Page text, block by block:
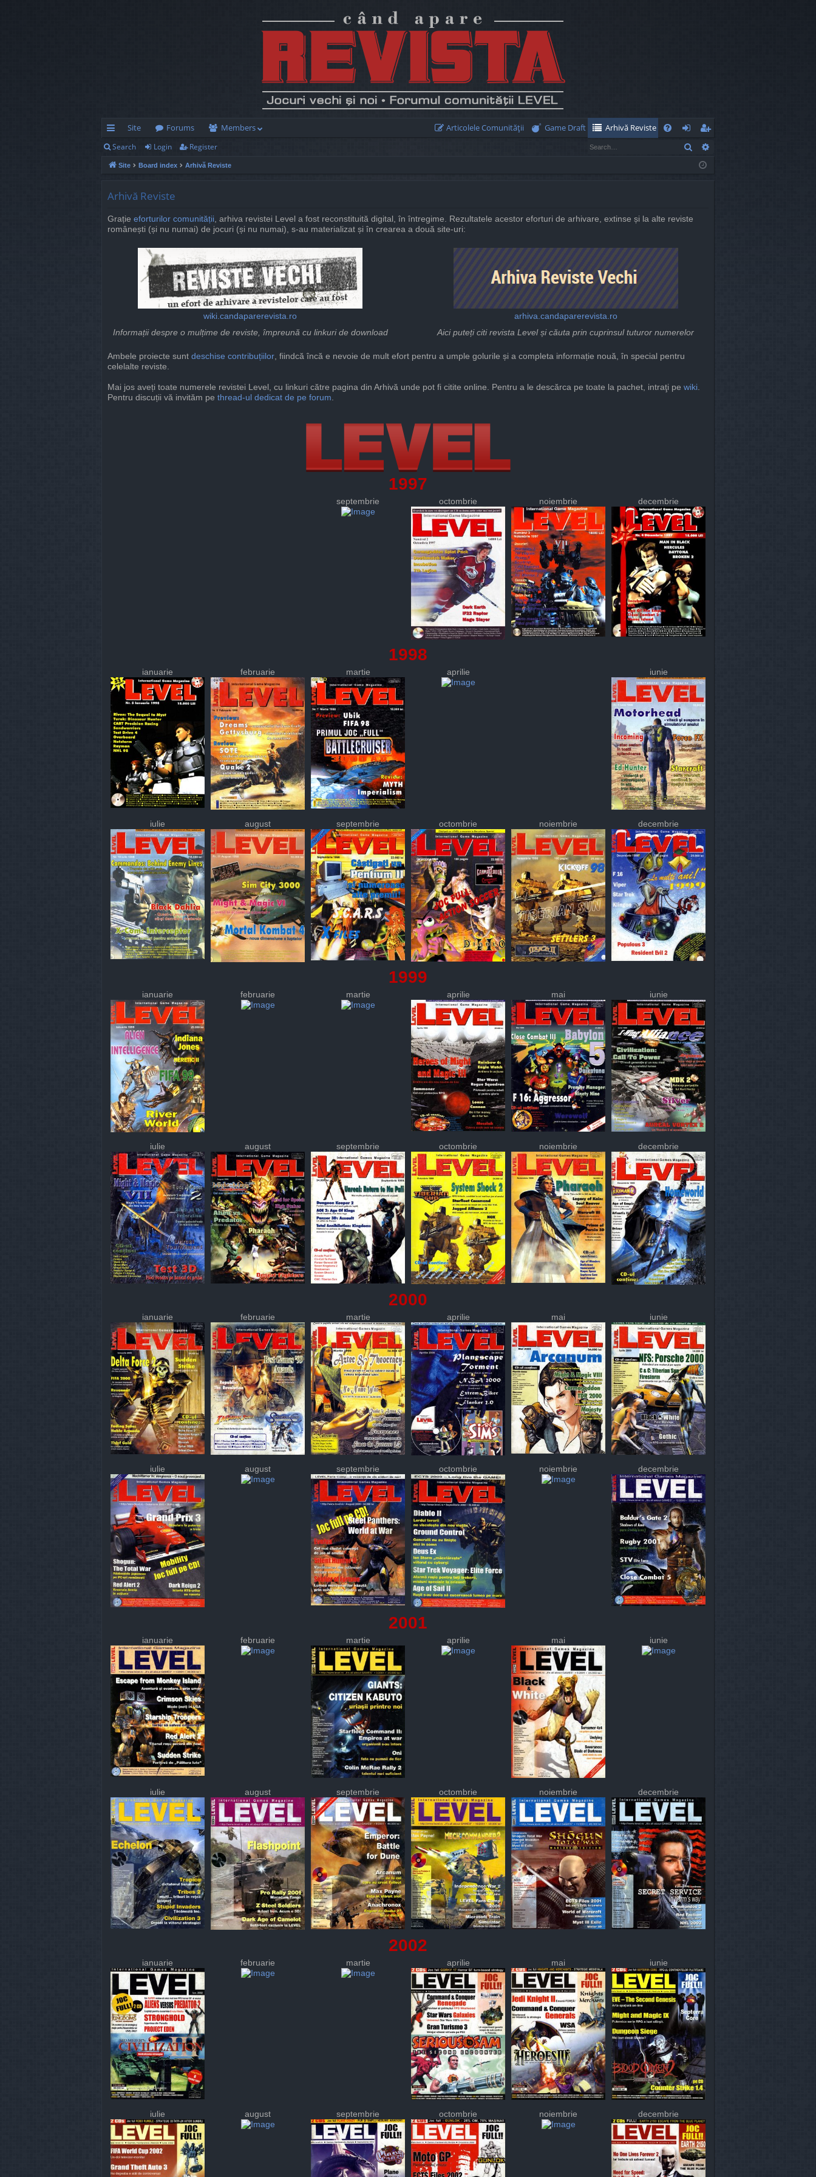
ui
ck
Site Forums Members Articolele Comunităţii Game Draft
Arhivă Reviste
og
eg
ist
Search Login Register Search
Site Board index Arhivă Reviste
Arhivă Reviste
Grație eforturilor comunității , arhiva revistei Level a fost reconstituită digital, în întregime. Rezultatele acestor eforturi de arhivare, extinse și la alte reviste
românești (și nu numai) de jocuri (și nu numai), s-au materializat și în crearea a două site-uri:
wiki.candaparerevista.ro
arhiva.candaparerevista.ro
Informații despre o mulțime de reviste, împreună cu linkuri de download
Aici puteți citi revista Level și căuta prin cuprinsul tuturor numerelor
Ambele proiecte sunt deschise contribuțiilor , fiindcă încă e nevoie de mult efort pentru a umple golurile și a completa informație nouă, în special pentru
celelalte reviste.
Mai jos aveți toate numerele revistei Level, cu linkuri către pagina din Arhivă unde pot fi citite online. Pentru a le descărca pe toate la pachet, intraţi pe wiki
Pentru discuții vă invităm pe thread-ul dedicat de pe forum
1997
septembrie octombrie noiembrie decembrie
1998
ianuarie februarie martie aprilie iunie
iulie august septembrie octombrie noiembrie decembrie
1999
ianuarie februarie martie aprilie mai iunie
iulie august septembrie octombrie noiembrie decembrie
2000
ianuarie februarie martie aprilie mai iunie
iulie august septembrie octombrie noiembrie decembrie
2001
ianuarie februarie martie aprilie mai iunie
iulie august septembrie octombrie noiembrie decembrie
2002
ianuarie februarie martie aprilie mai iunie
iulie august septembrie octombrie noiembrie decembrie